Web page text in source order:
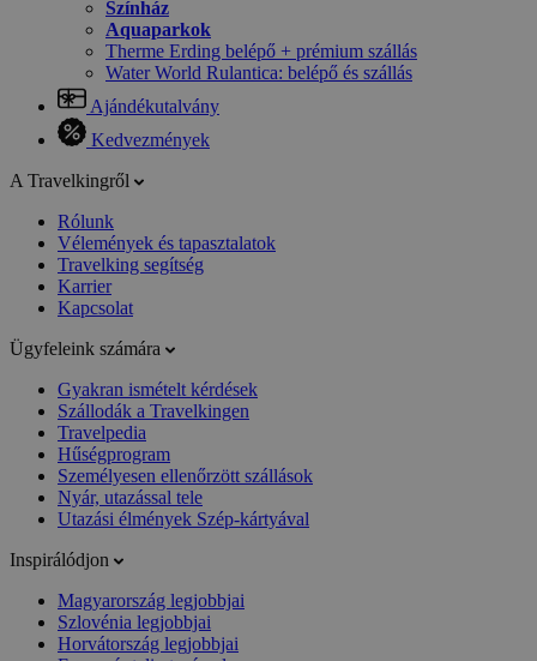
Színház
Aquaparkok
Therme Erding belépő + prémium szállás
Water World Rulantica: belépő és szállás
Ajándékutalvány
Kedvezmények
A Travelkingről
Rólunk
Vélemények és tapasztalatok
Travelking segítség
Karrier
Kapcsolat
Ügyfeleink számára
Gyakran ismételt kérdések
Szállodák a Travelkingen
Travelpedia
Hűségprogram
Személyesen ellenőrzött szállások
Nyár, utazással tele
Utazási élmények Szép-kártyával
Inspirálódjon
Magyarország legjobbjai
Szlovénia legjobbjai
Horvátország legjobbjai